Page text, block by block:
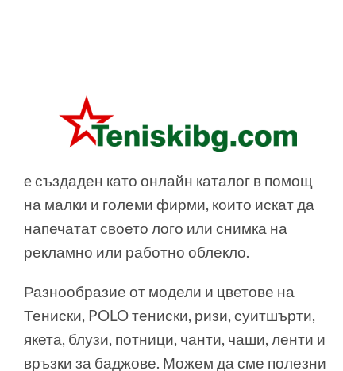
e създаден като онлайн каталог в помощ
на малки и големи фирми, които искат да
напечатат своето лого или снимка на
рекламно или работно облекло.
Разнообразие от модели и цветове на
Тениски, POLO тениски, ризи, суитшърти,
якета, блузи, потници, чанти, чаши, ленти и
връзки за баджове. Можем да сме полезни